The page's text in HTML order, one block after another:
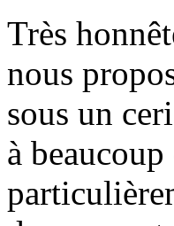
Très
nous
sous un
à